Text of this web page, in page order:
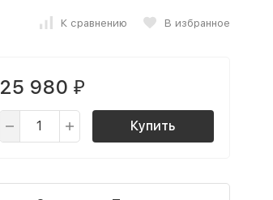
К сравнению В избранное
25 980 ₽
Купить